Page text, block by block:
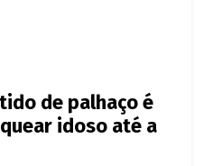
de palhaço é
idoso até a